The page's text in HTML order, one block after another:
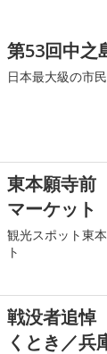
第53回中之
日本最大級の市
東本願寺
マーケット
観光スポット東
ト
戦没者追
くとき／兵